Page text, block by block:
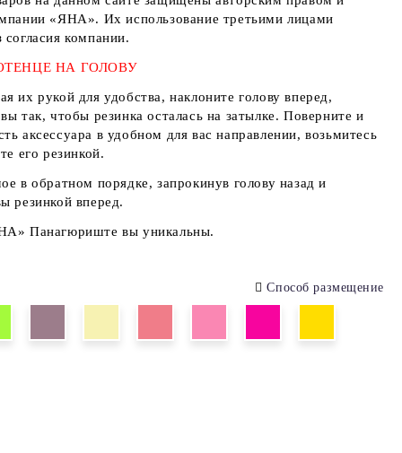
«ЯНА». Их использование третьими лицами
компании.
НА ГОЛОВУ
их рукой для удобства, наклоните голову вперед,
так, чтобы резинка осталась на затылке. Поверните и
аксессуара в удобном для вас направлении, возьмитесь
его резинкой.
в обратном порядке, запрокинув голову назад и
резинкой вперед.
Панагюриште вы уникальны.
Способ размещение